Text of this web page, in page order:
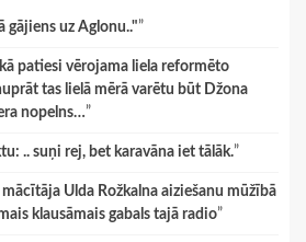
gājiens uz Aglonu.."”
patiesi vērojama liela reformēto
tas lielā mērā varētu būt Džona
nopelns…”
.. suņi rej, bet karavāna iet tālāk.”
Ulda Rožkalna aiziešanu mūžībā
klausāmais gabals tajā radio”